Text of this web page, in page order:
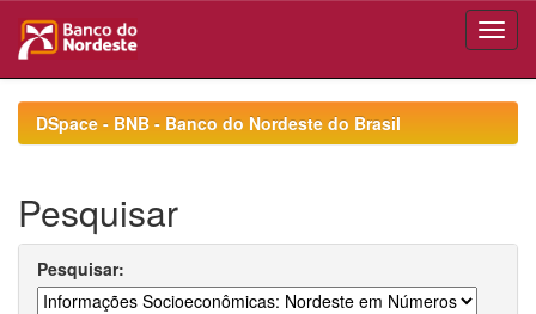
navigationDSpace - BNB - Banco do Nordeste do Brasil
Pesquisar
Pesquisar: